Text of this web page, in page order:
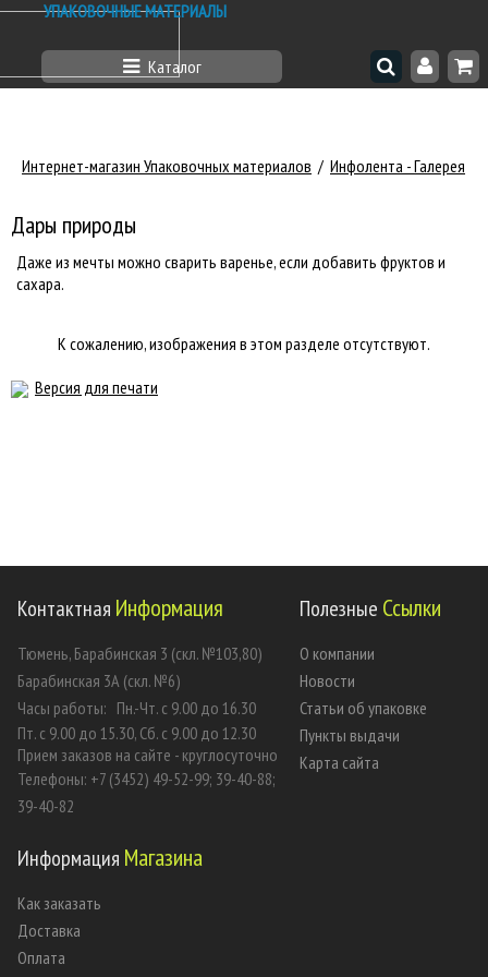
УПАКОВОЧНЫЕ МАТЕРИАЛЫ
Каталог
Интернет-магазин Упаковочных материалов / Инфолента - Галерея
Дары природы
Даже из мечты можно сварить варенье, если добавить фруктов и
сахара.
К сожалению, изображения в этом разделе отсутствуют.
Версия для печати
Контактная Информация
Тюмень, Барабинская 3 (скл. №103,80)
Барабинская 3А (скл. №6)
Часы работы: Пн.-Чт. с 9.00 до 16.30
Пт. с 9.00 до 15.30, Сб. с 9.00 до 12.30
Прием заказов на сайте - круглосуточно
Телефоны: +7 (3452) 49-52-99; 39-40-88;
39-40-82
Полезные Ссылки
О компании
Новости
Статьи об упаковке
Пункты выдачи
Карта сайта
Информация Магазина
Как заказать
Доставка
Оплата